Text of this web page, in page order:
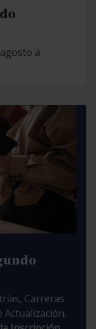
a
Carreras
Actualización,